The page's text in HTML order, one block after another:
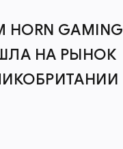
HORN GAMING
НА РЫНОК